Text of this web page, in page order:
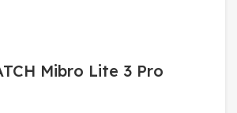
Mibro Lite 3 Pro